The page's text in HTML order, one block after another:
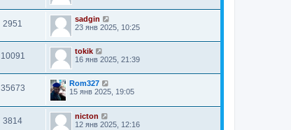
2951
sadgin
23 янв 2025, 10:25
10091
tokik
16 янв 2025, 21:39
35673
Rom327
15 янв 2025, 19:05
3814
nicton
12 янв 2025, 12:16